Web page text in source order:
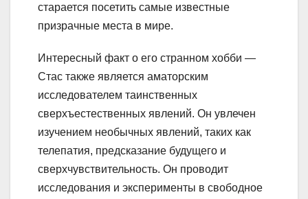
старается посетить самые известные
призрачные места в мире.
Интересный факт о его странном хобби —
Стас также является аматорским
исследователем таинственных
сверхъестественных явлений. Он увлечен
изучением необычных явлений, таких как
телепатия, предсказание будущего и
сверхчувствительность. Он проводит
исследования и эксперименты в свободное